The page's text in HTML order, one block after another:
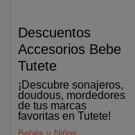
Descuentos
Accesorios Bebe
Tutete
¡Descubre sonajeros,
doudous, mordedores
de tus marcas
favoritas en Tutete!